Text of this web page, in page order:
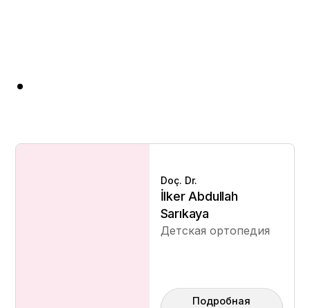
Doç. Dr.
İlker Abdullah
Sarıkaya
Детская ортопедия
Подробная